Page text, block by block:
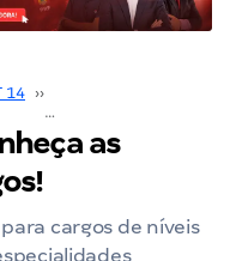
14 ››
as
cargos de níveis